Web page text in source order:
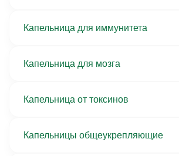
Капельница для иммунитета
Капельница для мозга
Капельница от токсинов
Капельницы общеукрепляющие